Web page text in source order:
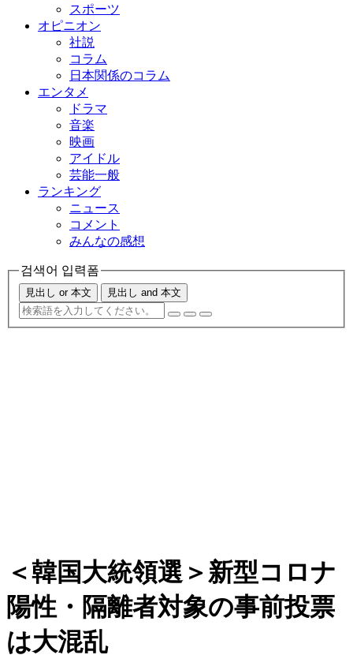
スポーツ
オピニオン
社説
コラム
日本関係のコラム
エンタメ
ドラマ
音楽
映画
アイドル
芸能一般
ランキング
ニュース
コメント
みんなの感想
검색어 입력폼
見出し or 本文 見出し and 本文
＜韓国大統領選＞新型コロナ
陽性・隔離者対象の事前投票
は大混乱